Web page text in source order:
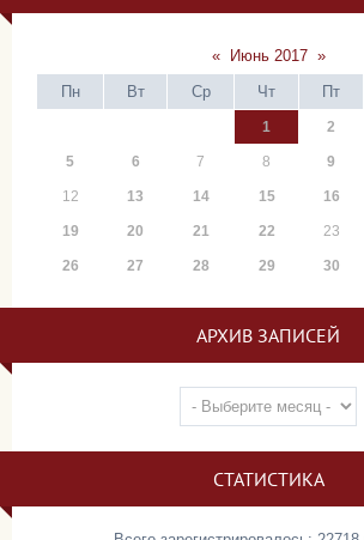
« Июнь 2017 »
Пн
Вт Ср Чт Пт
1 2
5 6 7 8 9
12 13 14 15 16
19 20 21 22 23
26 27 28 29 30
АРХИВ ЗАПИСЕЙ
СТАТИСТИКА